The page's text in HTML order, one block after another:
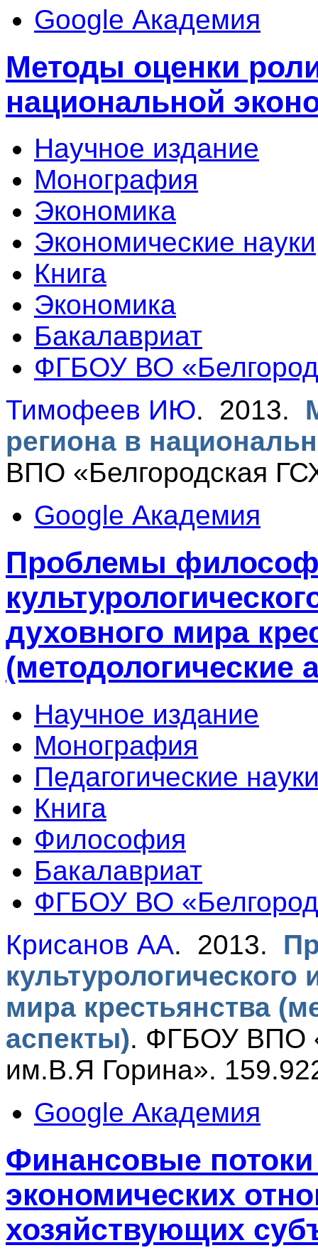
Google Академия
Методы оценки
национальной
Научное издание
Монография
Экономика
Экономические науки
Книга
Экономика
Бакалавриат
ФГБОУ ВО
Тимофеев ИЮ. 2013.
региона в
ВПО «Белгородская
Google Академия
Проблемы
духовного мира
(методологические
Научное издание
Монография
Педагогические
Книга
Философия
Бакалавриат
ФГБОУ ВО
Крисанов АА. 2013.
мира крестьянства
аспекты). ФГБОУ ВПО
им.В.Я Горина».
Google Академия
Финансовые потоки
экономических
хозяйствующих